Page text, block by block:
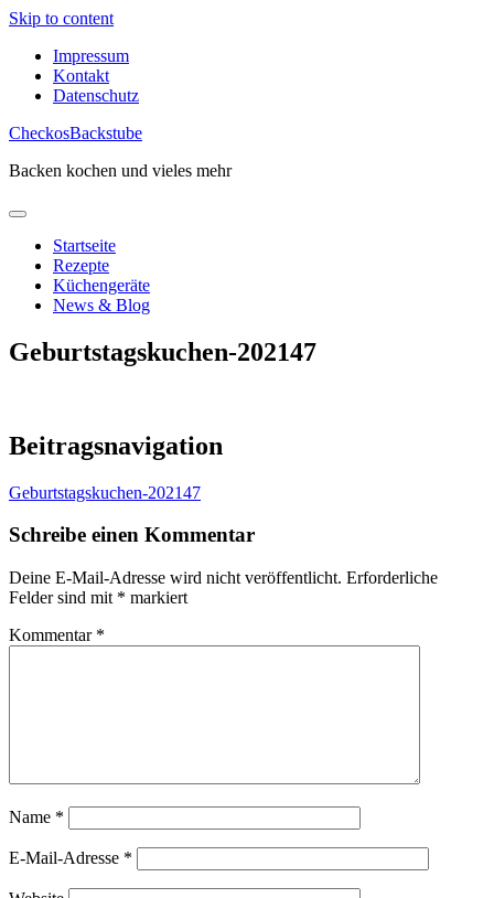
Skip to content
Impressum
Kontakt
Datenschutz
CheckosBackstube
Backen kochen und vieles mehr
Startseite
Rezepte
Küchengeräte
News & Blog
Geburtstagskuchen-202147
Beitragsnavigation
Geburtstagskuchen-202147
Schreibe einen Kommentar
Deine E-Mail-Adresse wird nicht veröffentlicht. Erforderliche
Felder sind mit * markiert
Kommentar *
Name *
E-Mail-Adresse *